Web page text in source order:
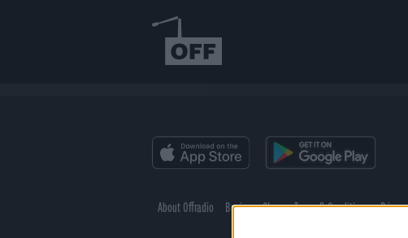
About Offradio Business Class Terms & Conditions